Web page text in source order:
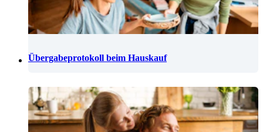
Übergabeprotokoll beim Hauskauf